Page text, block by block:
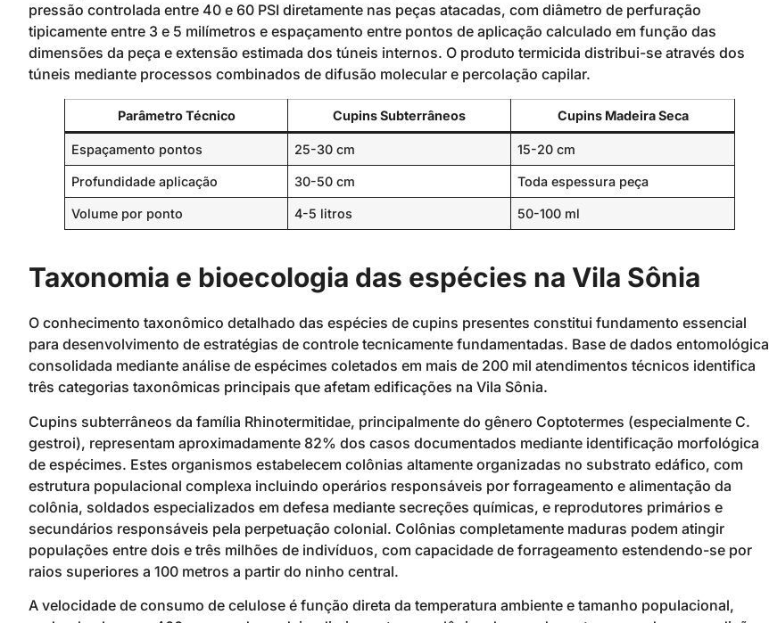
pressão controlada entre 40 e 60 PSI diretamente nas peças atacadas, com diâmetro de perfuração
tipicamente entre 3 e 5 milímetros e espaçamento entre pontos de aplicação calculado em função das
dimensões da peça e extensão estimada dos túneis internos. O produto termicida distribui-se através dos
túneis mediante processos combinados de difusão molecular e percolação capilar.
Parâmetro Técnico Cupins Subterrâneos Cupins Madeira Seca
Espaçamento pontos 25-30 cm 15-20 cm
Profundidade aplicação 30-50 cm Toda espessura peça
Volume por ponto 4-5 litros 50-100 ml
Taxonomia e bioecologia das espécies na Vila Sônia
O conhecimento taxonômico detalhado das espécies de cupins presentes constitui fundamento essencial
para desenvolvimento de estratégias de controle tecnicamente fundamentadas. Base de dados entomológica
consolidada mediante análise de espécimes coletados em mais de 200 mil atendimentos técnicos identifica
três categorias taxonômicas principais que afetam edificações na Vila Sônia.
Cupins subterrâneos da família Rhinotermitidae, principalmente do gênero Coptotermes (especialmente C.
gestroi), representam aproximadamente 82% dos casos documentados mediante identificação morfológica
de espécimes. Estes organismos estabelecem colônias altamente organizadas no substrato edáfico, com
estrutura populacional complexa incluindo operários responsáveis por forrageamento e alimentação da
colônia, soldados especializados em defesa mediante secreções químicas, e reprodutores primários e
secundários responsáveis pela perpetuação colonial. Colônias completamente maduras podem atingir
populações entre dois e três milhões de indivíduos, com capacidade de forrageamento estendendo-se por
raios superiores a 100 metros a partir do ninho central.
A velocidade de consumo de celulose é função direta da temperatura ambiente e tamanho populacional,